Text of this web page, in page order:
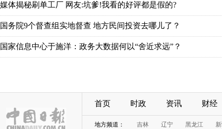
媒体揭秘刷单工厂 网友:坑爹!我看的好评都是假的?
国务院9个督查组实地督查 地方民间投资去哪儿了？
国家信息中心于施洋：政务大数据何以“舍近求远”？
首页 时政 资讯 财经
地方频道： 吉林 辽宁 黑龙江